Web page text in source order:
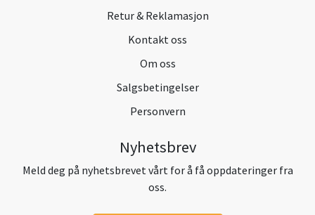
Retur & Reklamasjon
Kontakt oss
Om oss
Salgsbetingelser
Personvern
Nyhetsbrev
Meld deg på nyhetsbrevet vårt for å få oppdateringer fra
oss.